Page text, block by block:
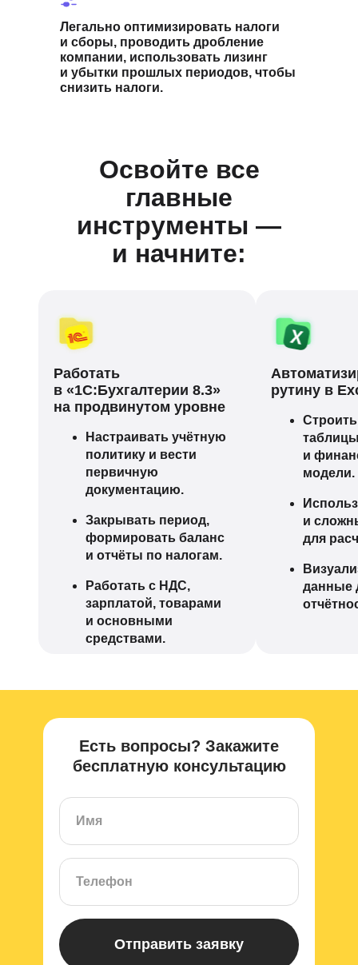
Легально оптимизировать налоги
и сборы, проводить дробление
компании, использовать лизинг
и убытки прошлых периодов, чтобы
снизить налоги.
Освойте все
главные
инструменты —
и начните:
Работать
в «1С:Бухгалтерии 8.3»
на продвинутом уровне
Настраивать учётную
политику и вести
первичную
документацию.
Закрывать период,
формировать баланс
и отчёты по налогам.
Работать с НДС,
зарплатой, товарами
и основными
средствами.
рутину в
и
модели.
и
для
данные
Отправить заявку
Есть вопросы? Закажите
бесплатную консультацию